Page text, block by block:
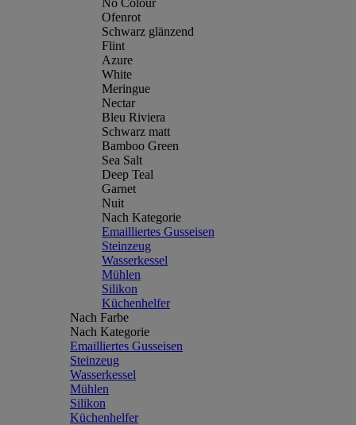
No Colour
Ofenrot
Schwarz glänzend
Flint
Azure
White
Meringue
Nectar
Bleu Riviera
Schwarz matt
Bamboo Green
Sea Salt
Deep Teal
Garnet
Nuit
Nach Kategorie
Emailliertes Gusseisen
Steinzeug
Wasserkessel
Mühlen
Silikon
Küchenhelfer
Nach Farbe
Nach Kategorie
Emailliertes Gusseisen
Steinzeug
Wasserkessel
Mühlen
Silikon
Küchenhelfer